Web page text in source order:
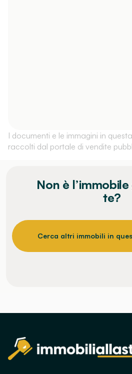
I documenti e le immagini in
raccolti dal portale di vendite
Non è
te?
Cerca altri immobili in